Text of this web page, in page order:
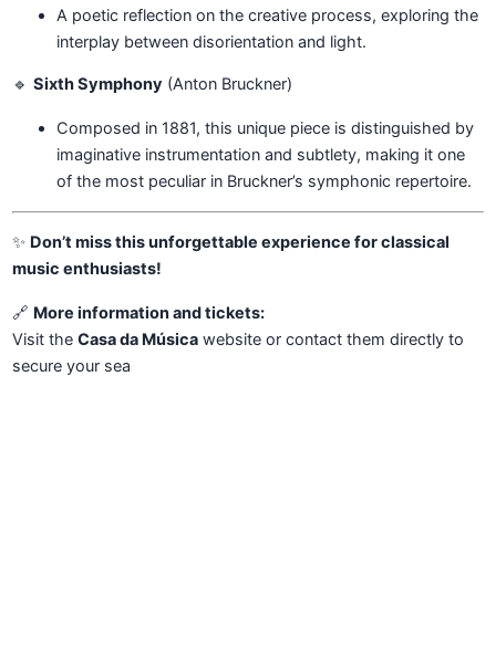
A poetic reflection on the creative process, exploring the
interplay between disorientation and light.
🔹 Sixth Symphony (Anton Bruckner)
Composed in 1881, this unique piece is distinguished by
imaginative instrumentation and subtlety, making it one
of the most peculiar in Bruckner’s symphonic repertoire.
✨ Don’t miss this unforgettable experience for classical
music enthusiasts!
🔗 More information and tickets:
Visit the Casa da Música website or contact them directly to
secure your sea